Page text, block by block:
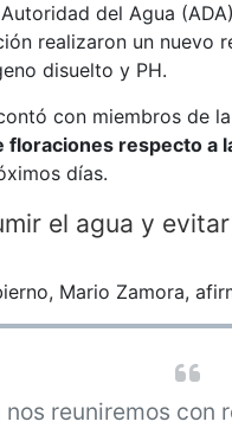
del Agua
realizaron un nuevo
disuelto y PH.
con miembros de
respecto a
días.
el agua y
Mario Zamora,
nos reuniremos